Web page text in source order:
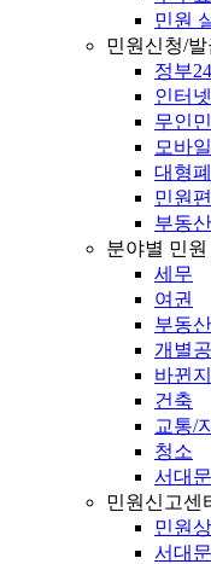
민원
민원신청/발
정부24
인터
무인
모바
대형
민원
부동
분야별 민원
세무
여권
부동
개별
바뀐
건축
교통/
청소
서대
민원신고센
민원
서대